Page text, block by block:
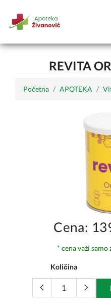
REVITA
Početna APOTEKA
Cena:
* cena važi
Količina